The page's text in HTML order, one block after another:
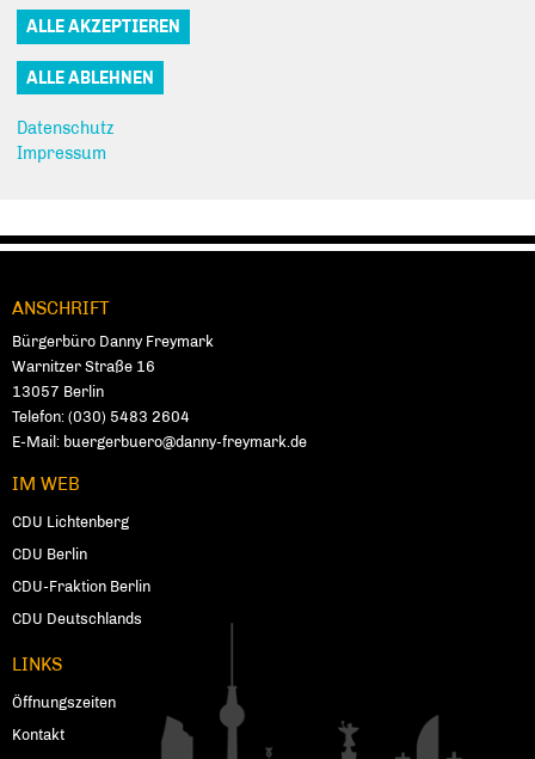
und Antwort vom 25. August 2020 (Eingang beim
Abgeordnetenhaus am 26. Aug. 2020)
Download
Empfehlen Sie uns!
Fußbereich
ANSCHRIFT
Bürgerbüro Danny Freymark
Warnitzer Straße 16
13057 Ber­lin
Telefon: (030) 5483 2604
E-Mail: buergerbuero@danny-freymark.de
IM WEB
CDU Lichtenberg
CDU Berlin
CDU-Fraktion Berlin
CDU Deutschlands
LINKS
Öffnungszeiten
Kontakt
Datenschutz
Impressum